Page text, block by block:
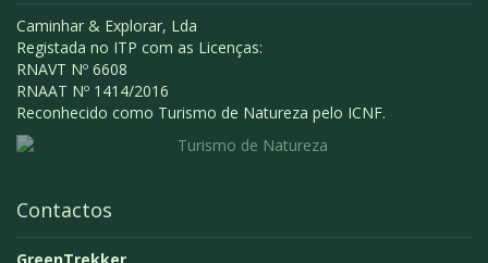
Caminhar & Explorar, Lda
Registada no ITP com as Licenças:
RNAVT Nº 6608
RNAAT Nº 1414/2016
Reconhecido como Turismo de Natureza pelo ICNF.
Contactos